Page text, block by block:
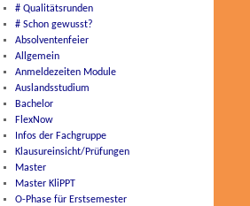
# Qualitätsrunden
# Schon gewusst?
Absolventenfeier
Allgemein
Anmeldezeiten Module
Auslandsstudium
Bachelor
FlexNow
Infos der Fachgruppe
Klausureinsicht/Prüfungen
Master
Master KliPPT
O-Phase für Erstsemester